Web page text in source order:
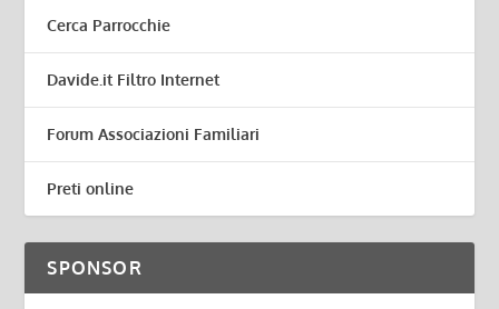
Cerca Parrocchie
Davide.it Filtro Internet
Forum Associazioni Familiari
Preti online
SPONSOR